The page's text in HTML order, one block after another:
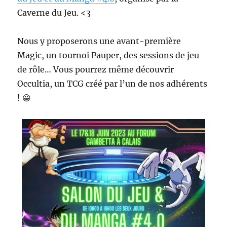
Caverne du Jeu. <3
Nous y proposerons une avant-première
Magic, un tournoi Pauper, des sessions de jeu
de rôle… Vous pourrez même découvrir
Occultia, un TCG créé par l’un de nos adhérents
! 😀